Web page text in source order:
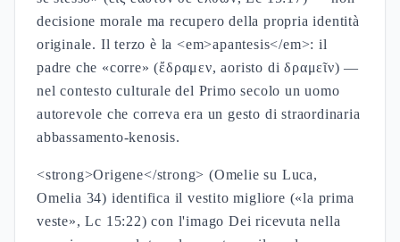
decisione morale ma recupero della propria identità
originale. Il terzo è la <em>apantesis</em>: il
padre che «corre» (ἔδραμεν, aoristo di δραμεῖν) —
nel contesto culturale del Primo secolo un uomo
autorevole che correva era un gesto di straordinaria
abbassamento-kenosis.
<strong>Origene</strong> (Omelie su Luca,
Omelia 34) identifica il vestito migliore («la prima
veste», Lc 15:22) con l'imago Dei ricevuta nella